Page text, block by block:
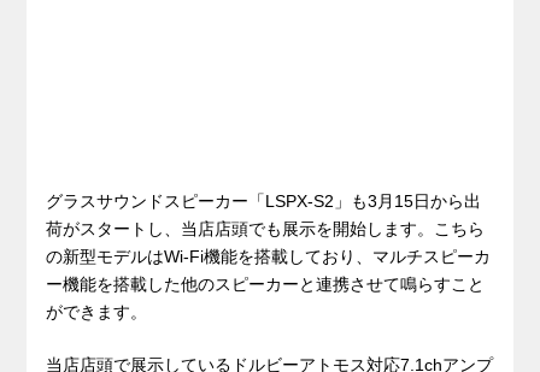
グラスサウンドスピーカー「LSPX-S2」も3月15日から出
荷がスタートし、当店店頭でも展示を開始します。こちら
の新型モデルはWi-Fi機能を搭載しており、マルチスピーカ
ー機能を搭載した他のスピーカーと連携させて鳴らすこと
ができます。
当店店頭で展示しているドルビーアトモス対応7.1chアンプ